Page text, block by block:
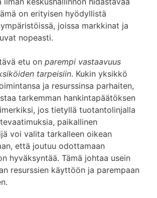
on erityisen hyödyllistä
joissa markkinat ja
nopeasti.
etu on parempi vastaavuus
tarpeisiin. Kukin yksikkö
ja resurssinsa parhaiten,
tarkemman hankintapäätöksen
jos tietyllä tuotantolinjalla
paikallinen
voi valita tarkalleen oikean
että joutuu odottamaan
hyväksyntää. Tämä johtaa usein
resurssien käyttöön ja parempaan